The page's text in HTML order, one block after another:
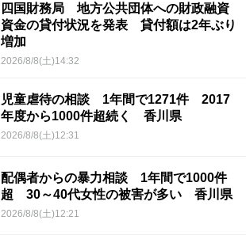
四国財務局 地方公共団体への財政融資
資金の貸付状況を発表 貸付額は2年ぶり
増加
2026/8/8(土)14:32
児童虐待の相談 1年間で1271件 2017
年度から1000件超続く 香川県
2026/8/8(土)12:31
配偶者からの暴力相談 1年間で1000件
超 30～40代女性の被害が多い 香川県
2026/8/8(土)12:21